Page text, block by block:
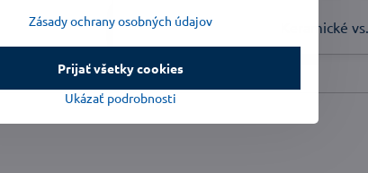
Keramické
Zásady ochrany osobných údajov
Ukázať podrobnosti
Prijať všetky cookies